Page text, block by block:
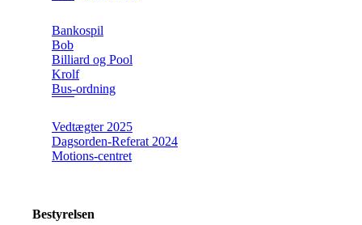
Bankospil
Bob
Billiard og Pool
Krolf
Bus-ordning
Vedtægter 2025
Dagsorden-Referat 2024
Motions-centret
Bestyrelsen